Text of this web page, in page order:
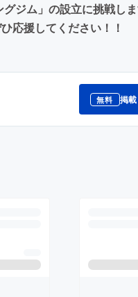
ジム」の設立に挑戦し
応援してください！！
無料 掲